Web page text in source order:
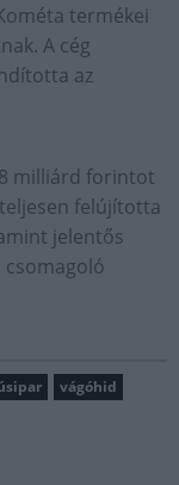
termékei
A cég
az
milliárd forintot
felújította
jelentős
csomagoló
vágóhid